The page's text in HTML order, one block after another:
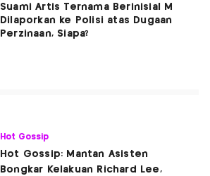
Suami Artis Ternama Berinisial M
Dilaporkan ke Polisi atas Dugaan
Perzinaan, Siapa?
Hot Gossip
Hot Gossip: Mantan Asisten
Bongkar Kelakuan Richard Lee,